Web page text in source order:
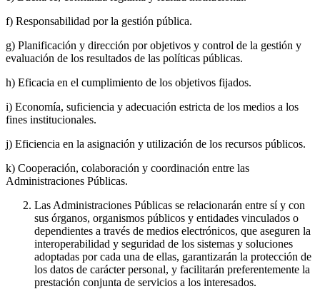
f) Responsabilidad por la gestión pública.
g) Planificación y dirección por objetivos y control de la gestión y
evaluación de los resultados de las políticas públicas.
h) Eficacia en el cumplimiento de los objetivos fijados.
i) Economía, suficiencia y adecuación estricta de los medios a los
fines institucionales.
j) Eficiencia en la asignación y utilización de los recursos públicos.
k) Cooperación, colaboración y coordinación entre las
Administraciones Públicas.
Las Administraciones Públicas se relacionarán entre sí y con
sus órganos, organismos públicos y entidades vinculados o
dependientes a través de medios electrónicos, que aseguren la
interoperabilidad y seguridad de los sistemas y soluciones
adoptadas por cada una de ellas, garantizarán la protección de
los datos de carácter personal, y facilitarán preferentemente la
prestación conjunta de servicios a los interesados.